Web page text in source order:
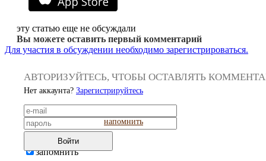
эту статью еще не обсуждали
Вы можете оставить первый комментарий
Для участия в обсуждении необходимо зарегистрироваться.
АВТОРИЗУЙТЕСЬ, ЧТОБЫ ОСТАВЛЯТЬ
Нет аккаунта? Зарегистрируйтесь
напомнить
Войти
запомнить